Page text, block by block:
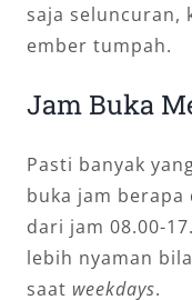
saja seluncuran,
ember tumpah.
Jam Buka
Pasti banyak
buka jam berapa
dari jam 08.00-
lebih nyaman
saat weekdays.